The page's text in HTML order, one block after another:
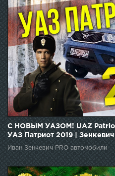
С НОВЫМ УАЗОМ! UAZ Patriot
УАЗ Патриот 2019 |
Иван Зенкевич PRO автомобили